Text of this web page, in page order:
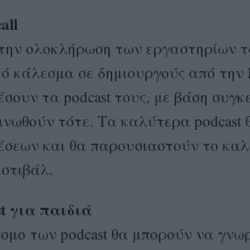
ολοκλήρωση των εργαστηρίων
κάλεσμα σε δημιουργούς από
τα podcast τους, με βάση
τότε. Τα καλύτερα podcast
και θα παρουσιαστούν το
για παιδιά
των podcast θα μπορούν να